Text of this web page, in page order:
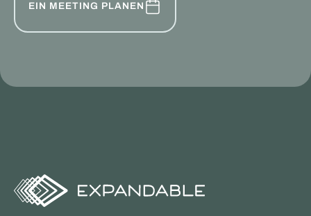
EIN MEETING PLANEN